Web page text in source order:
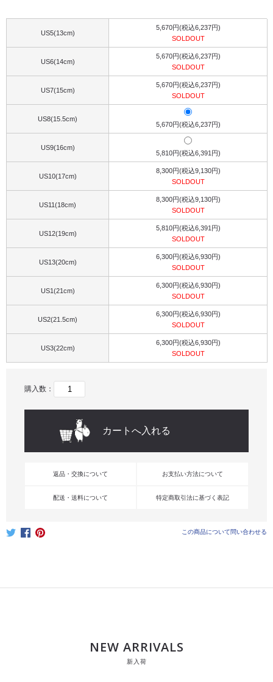
US5(13cm)
5,670円(税込6,237円)
SOLDOUT
US6(14cm)
5,670円(税込6,237円)
SOLDOUT
US7(15cm)
5,670円(税込6,237円)
SOLDOUT
US8(15.5cm)
5,670円(税込6,237円)
US9(16cm)
5,810円(税込6,391円)
US10(17cm)
8,300円(税込9,130円)
SOLDOUT
US11(18cm)
8,300円(税込9,130円)
SOLDOUT
US12(19cm)
5,810円(税込6,391円)
SOLDOUT
US13(20cm)
6,300円(税込6,930円)
SOLDOUT
US1(21cm)
6,300円(税込6,930円)
SOLDOUT
US2(21.5cm)
6,300円(税込6,930円)
SOLDOUT
US3(22cm)
6,300円(税込6,930円)
SOLDOUT
購入数：
返品・交換について お支払い方法について
配送・送料について 特定商取引法に基づく表記
この商品について問い合わせる
NEW ARRIVALS
新入荷